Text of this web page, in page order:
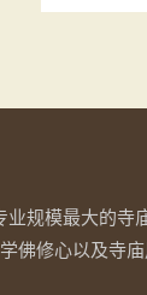
规模最大的寺
佛修心以及寺